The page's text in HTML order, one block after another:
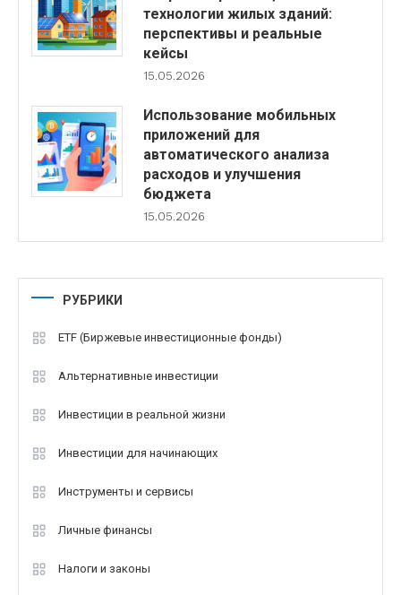
технологии жилых зданий:
перспективы и реальные
кейсы
15.05.2026
Использование мобильных
приложений для
автоматического анализа
расходов и улучшения
бюджета
15.05.2026
РУБРИКИ
ETF (Биржевые инвестиционные фонды)
Альтернативные инвестиции
Инвестиции в реальной жизни
Инвестиции для начинающих
Инструменты и сервисы
Личные финансы
Налоги и законы